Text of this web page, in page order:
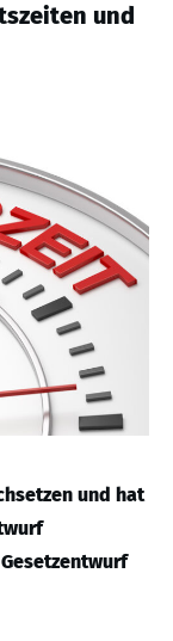
und
und hat